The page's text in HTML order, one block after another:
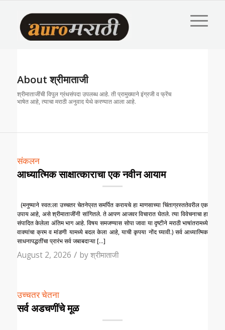
Aboutश्रीमाताजी
श्रीमाताजींची विपुल ग्रंथसंपदा उपलब्ध आहे. ती प्रामुख्याने इंग्रजी व फ्रेंच
भाषेत आहे, त्याचा मराठी अनुवाद येथे करण्यात आला आहे.
संकलन
आध्यात्मिक साक्षात्काराचा एक नवीन आयाम
(मनुष्याने स्वत:ला उच्चतर चेतनेप्रत समर्पित करायचे हा माणसाच्या चिंताग्रस्ततेवरील एक
उपाय आहे, असे श्रीमाताजींनी सांगितले. ते आपण आजवर विचारात घेतले. त्या विवेचनाचा हा
संपादित केलेला अंतिम भाग आहे. विषय समजण्यास सोपा जावा या दृष्टीने मराठी भाषांतरामध्ये
वाक्यांचा क्रम व मांडणी यामध्ये बदल केला आहे, याची कृपया नोंद घ्यावी.) सर्व आध्यात्मिक
साधनापद्धतींचा प्रारंभ सर्व जबाबदाऱ्या […]
August 2, 2026 / byश्रीमाताजी
उच्चतर चेतना
सर्व अडचणींचे मूळ